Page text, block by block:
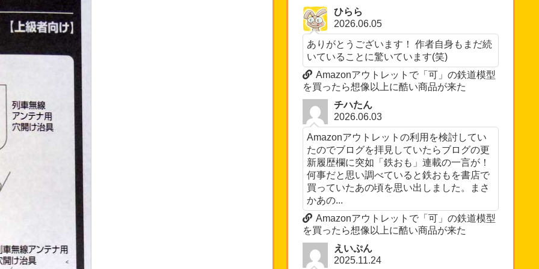
ひらら
2026.06.05
ありがとうございます！ 作者自身もまだ続
いていることに驚いています(笑)
Amazonアウトレットで「可」の鉄道模型
を買ったら想像以上に酷い商品が来た
チハたん
2026.06.03
Amazonアウトレットの利用を検討してい
たのでブログを拝見していたらブログの更
新履歴欄に突如「鉄おも」連載の一言が！
何事だと思い調べていると鉄おもを書店で
買っていたあの頃を思い出しました。まさ
かあの...
Amazonアウトレットで「可」の鉄道模型
を買ったら想像以上に酷い商品が来た
えいぷん
2025.11.24